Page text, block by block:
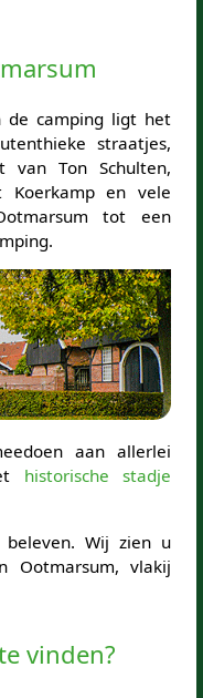
de camping ligt het
straatjes,
van Ton Schulten,
Koerkamp en vele
tot een
aan allerlei
historische stadje
Wij zien u
Ootmarsum, vlakij
vinden?